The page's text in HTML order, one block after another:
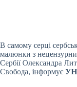
В самому серці
малюнки з
Сербії Олександра
Свобода, інформує